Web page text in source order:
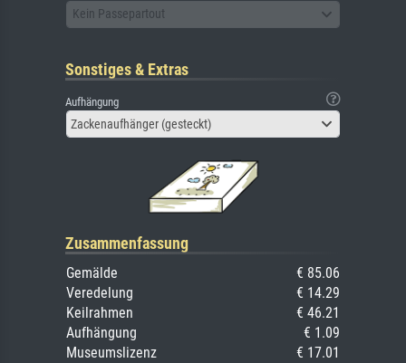
Kein Passepartout
Sonstiges & Extras
Aufhängung
Zackenaufhänger (gesteckt)
Zusammenfassung
Gemälde
€ 85.06
Veredelung
€ 14.29
Keilrahmen
€ 46.21
Aufhängung
€ 1.09
Museumslizenz
€ 17.01